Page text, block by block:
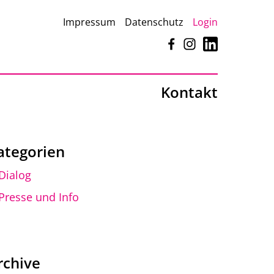
Kontakt
Impressum Datenschutz Login
und Info